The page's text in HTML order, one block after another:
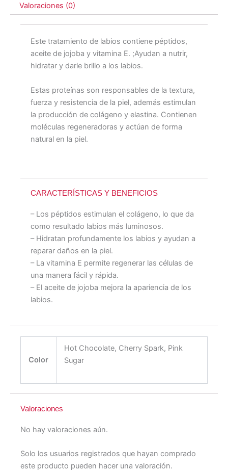
Valoraciones (0)
Este tratamiento de labios contiene péptidos,
aceite de jojoba y vitamina E. ;Ayudan a nutrir,
hidratar y darle brillo a los labios.
Estas proteínas son responsables de la textura,
fuerza y resistencia de la piel, además estimulan
la producción de colágeno y elastina. Contienen
moléculas regeneradoras y actúan de forma
natural en la piel.
CARACTERÍSTICAS Y BENEFICIOS
– Los péptidos estimulan el colágeno, lo que da
como resultado labios más luminosos.
– Hidratan profundamente los labios y ayudan a
reparar daños en la piel.
– La vitamina E permite regenerar las células de
una manera fácil y rápida.
– El aceite de jojoba mejora la apariencia de los
labios.
Color
Hot Chocolate, Cherry Spark, Pink
Sugar
Valoraciones
No hay valoraciones aún.
Solo los usuarios registrados que hayan comprado
este producto pueden hacer una valoración.